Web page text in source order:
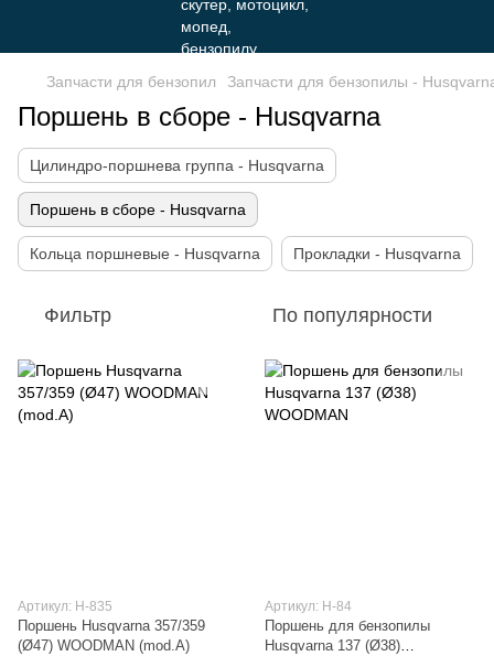
Запчасти для бензопил Запчасти для бензопилы -
Поршень в сборе - Husqvarna
Цилиндро-поршнева группа - Husqvarna
Поршень в сборе - Husqvarna
Кольца поршневые - Husqvarna Прокладки - Husqvarna
Фильтр По популярности
Артикул: H-835
Поршень Husqvarna 357/359
(Ø47) WOODMAN (mod.A)
Артикул: H-84
Поршень для бензопилы
Husqvarna 137 (Ø38)